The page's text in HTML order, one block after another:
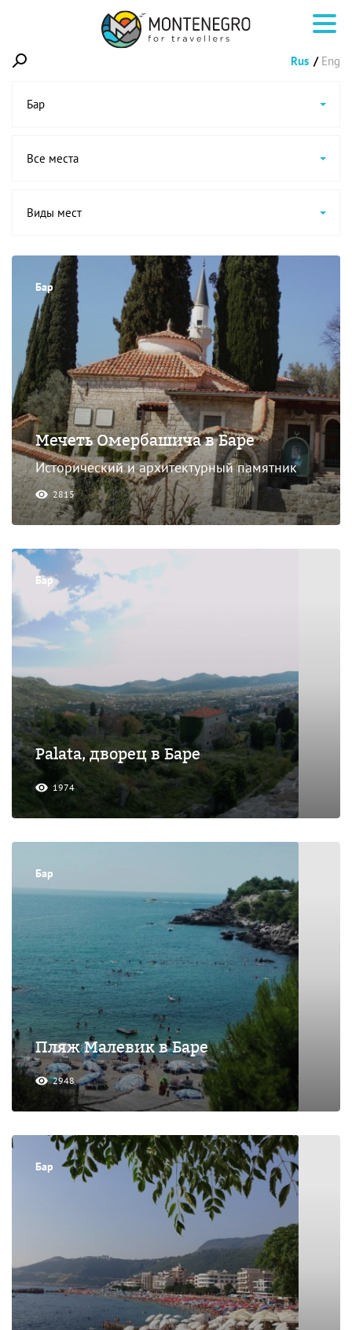
Rus Eng
Бар
Все места
Виды мест
Бар
Мечеть Омербашича в Баре
Исторический и архитектурный памятник
2815
Бар
Palata, дворец в Баре
1974
Бар
Пляж Малевик в Баре
2948
Бар